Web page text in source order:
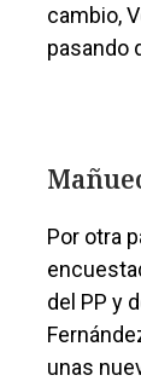
cambio,
pasando
Por otra
del PP y
unas